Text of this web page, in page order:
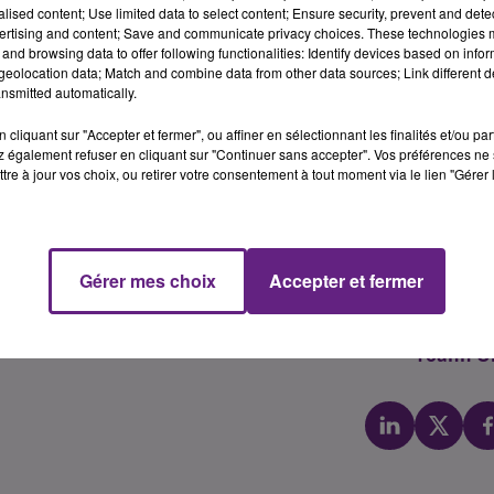
de l'op�ration et l'absence de grosses
intervention chirurgicale traumatique qui consiste � retirer
anesth�sie g�n�rale ou une p�ridurale, une incision
entra�nant souvent plusieurs jours d'arr�t de travail. C'est
chez les patients, sans complications ni douleurs.
sa r�alisation sous anesth�sie locale et non g�n�rale.
CHU Dijon Bourgogne est le seul centre de soin public
radiofr�quence.
Yoann
content; Use limited data to select content; Ensure security, prevent and
and content; Save and communicate privacy choices. These technologies
browsing data to offer following functionalities: Identify devices based on
data; Match and combine data from other data sources; Link different
automatically.
cliquant sur "Accepter et fermer", ou affiner en sélectionnant les finalités et/ou
également refuser en cliquant sur "Continuer sans accepter". Vos préférences
à jour vos choix, ou retirer votre consentement à tout moment via le lien
Gérer mes choix Accepter et fermer